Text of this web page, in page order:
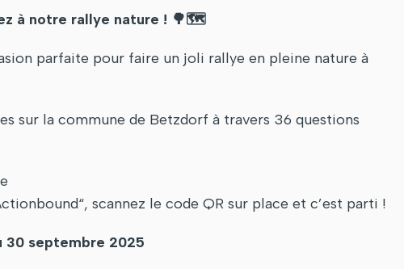
à notre rallye nature ! 🌳🗺️
parfaite pour faire un joli rallye en pleine nature à
sur la commune de Betzdorf à travers 36 questions
scannez le code QR sur place et c’est parti !
30 septembre 2025